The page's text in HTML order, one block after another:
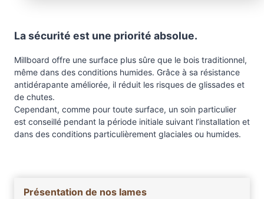
La sécurité est une priorité absolue.
Millboard offre une surface plus sûre que le bois traditionnel,
même dans des conditions humides. Grâce à sa résistance
antidérapante améliorée, il réduit les risques de glissades et
de chutes.
Cependant, comme pour toute surface, un soin particulier
est conseillé pendant la période initiale suivant l’installation et
dans des conditions particulièrement glaciales ou humides.
Présentation de nos lames